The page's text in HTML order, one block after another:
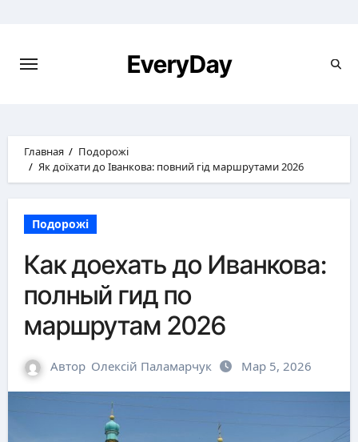
EveryDay
Главная
Подорожі
Як доїхати до Іванкова: повний гід маршрутами 2026
Подорожі
Как доехать до Иванкова:
полный гид по
маршрутам 2026
Автор Олексій Паламарчук Мар 5, 2026